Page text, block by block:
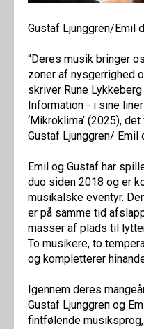
Gustaf Ljunggren/Emil
“Deres musik bringer
zoner af nysgerrighed
skriver Rune
Information - i sine
‘Mikroklima’ (2025),
Gustaf Ljunggren/ Emil
Emil og Gustaf har
duo siden 2018 og er
musikalske eventyr.
er på samme tid
masser af plads til
To musikere, to
og kompletterer
Igennem deres
Gustaf Ljunggren og
fintfølende